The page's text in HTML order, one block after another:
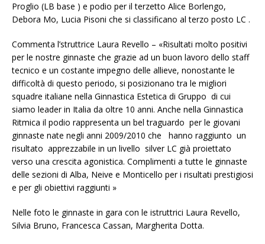
Proglio (LB base ) e podio per il terzetto Alice Borlengo,
Debora Mo, Lucia Pisoni che si classificano al terzo posto LC .
Commenta l’struttrice Laura Revello – «Risultati molto positivi
per le nostre ginnaste che grazie ad un buon lavoro dello staff
tecnico e un costante impegno delle allieve, nonostante le
difficoltà di questo periodo, si posizionano tra le migliori
squadre italiane nella Ginnastica Estetica di Gruppo di cui
siamo leader in Italia da oltre 10 anni. Anche nella Ginnastica
Ritmica il podio rappresenta un bel traguardo per le giovani
ginnaste nate negli anni 2009/2010 che hanno raggiunto un
risultato apprezzabile in un livello silver LC già proiettato
verso una crescita agonistica. Complimenti a tutte le ginnaste
delle sezioni di Alba, Neive e Monticello per i risultati prestigiosi
e per gli obiettivi raggiunti »
Nelle foto le ginnaste in gara con le istruttrici Laura Revello,
Silvia Bruno, Francesca Cassan, Margherita Dotta.